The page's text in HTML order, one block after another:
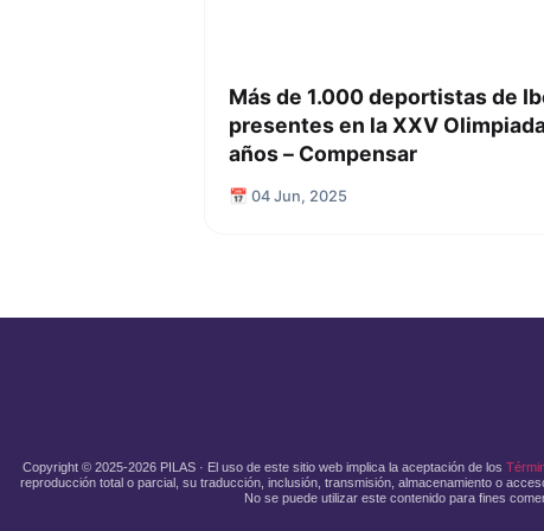
Más de 1.000 deportistas de
presentes en la XXV
años – Compensar
📅 04 Jun, 2025
Copyright © 2025-2026 PILAS · El uso de este sitio web implica la aceptación de los
reproducción total o parcial, su traducción, inclusión, transmisión, almacenamiento o
No se puede utilizar este contenido para fines